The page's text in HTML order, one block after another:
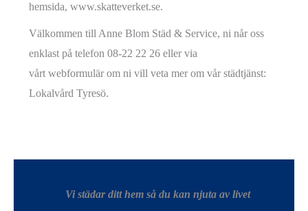
hemsida, www.skatteverket.se.
Välkommen till Anne Blom Städ & Service, ni når oss
enklast på telefon 08-22 22 26 eller via
vårt webformulär om ni vill veta mer om vår städtjänst:
Lokalvård Tyresö.
Vi städar ditt hem så du kan njuta av livet